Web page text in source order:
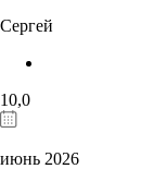
Сергей
10,0
июнь 2026